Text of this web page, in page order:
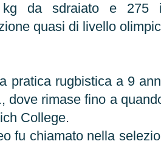
kg da sdraiato e 275
quasi di livello
pratica rugbistica a 9
dove rimase fino a
College.
fu chiamato nella